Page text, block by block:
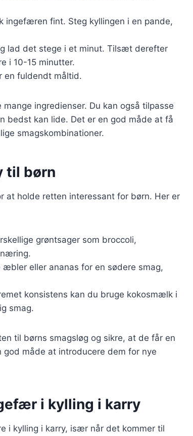
ingefæren fint. Steg kyllingen i en pande,
lad det stege i et minut. Tilsæt derefter
i 10-15 minutter.
en fuldendt måltid.
ingredienser. Du kan også tilpasse
bedst kan lide. Det er en god måde at få
smagskombinationer.
til børn
at holde retten interessant for børn. Her er
grøntsager som broccoli,
eller ananas for en sødere smag,
konsistens kan du bruge kokosmælk i
smag.
til børns smagsløg og sikre, at de får en
måde at introducere dem for nye
i kylling i karry
i kylling i karry, især når det kommer til